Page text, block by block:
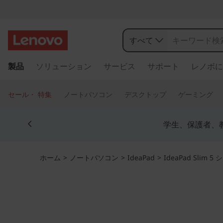
d
e
a
P
イ
ン
すべて
製品 ソリューション サービス サポート レノボ
セール・ 特集 ノートパソコン デスクトップ ゲーミング
学生、保護者、
ホーム > ノートパソコン > IdeaPad > IdeaPad Slim 5